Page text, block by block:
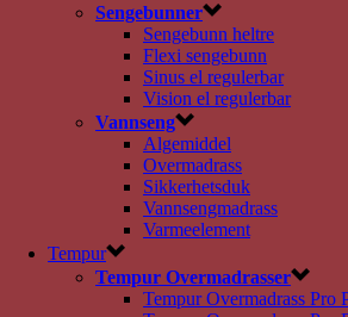
Sengebunner
Sengebunn heltre
Flexi sengebunn
Sinus el regulerbar
Vision el regulerbar
Vannseng
Algemiddel
Overmadrass
Sikkerhetsduk
Vannsengmadrass
Varmeelement
Tempur
Tempur Overmadrasser
Tempur Overmadrass Pro